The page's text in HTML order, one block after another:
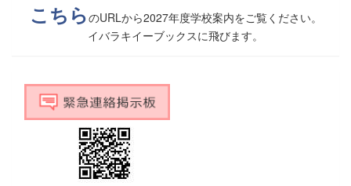
こちらのURLから2027年度学校案内をご覧ください。
イバラキイーブックスに飛びます。